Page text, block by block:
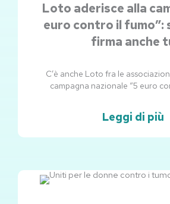
Loto aderisce alla
euro contro il fumo”:
firma anche
C’è anche Loto fra le
campagna nazionale “5 euro
Leggi di più